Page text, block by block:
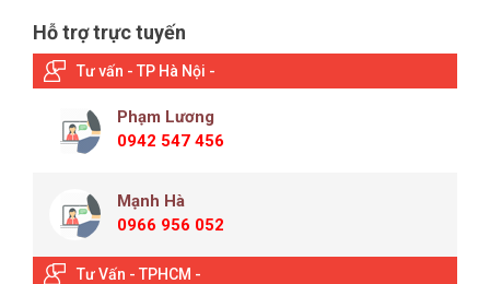
Hỗ trợ trực tuyến
Tư vấn - TP Hà Nội -
Phạm Lương
0942 547 456
Mạnh Hà
0966 956 052
Tư Vấn - TPHCM -